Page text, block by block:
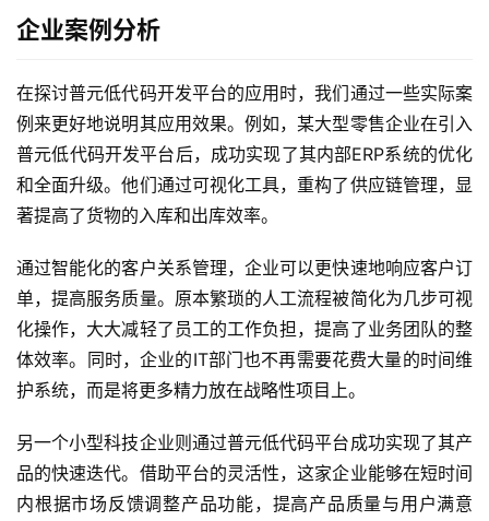
最
新
动
产
品
解
决
方
案
生
态
与
作
服
企业案例分析
在探讨普元低代码开发平台的应用时，我们通过一些实际案
例来更好地说明其应用效果。例如，某大型零售企业在引入
普元低代码开发平台后，成功实现了其内部ERP系统的优化
和全面升级。他们通过可视化工具，重构了供应链管理，显
著提高了货物的入库和出库效率。
通过智能化的客户关系管理，企业可以更快速地响应客户订
单，提高服务质量。原本繁琐的人工流程被简化为几步可视
化操作，大大减轻了员工的工作负担，提高了业务团队的整
体效率。同时，企业的IT部门也不再需要花费大量的时间维
护系统，而是将更多精力放在战略性项目上。
另一个小型科技企业则通过普元低代码平台成功实现了其产
品的快速迭代。借助平台的灵活性，这家企业能够在短时间
内根据市场反馈调整产品功能，提高产品质量与用户满意